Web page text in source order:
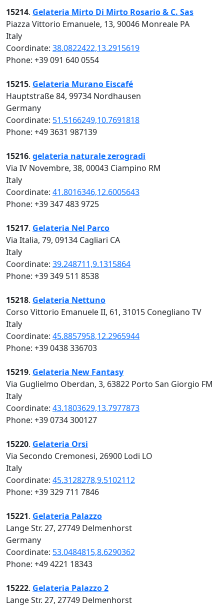
15214. Gelateria Mirto Di Mirto Rosario & C. Sas
Piazza Vittorio Emanuele, 13, 90046 Monreale PA
Italy
Coordinate: 38.0822422,13.2915619
Phone: +39 091 640 0554
15215. Gelateria Murano Eiscafé
Hauptstraße 84, 99734 Nordhausen
Germany
Coordinate: 51.5166249,10.7691818
Phone: +49 3631 987139
15216. gelateria naturale zerogradi
Via IV Novembre, 38, 00043 Ciampino RM
Italy
Coordinate: 41.8016346,12.6005643
Phone: +39 347 483 9725
15217. Gelateria Nel Parco
Via Italia, 79, 09134 Cagliari CA
Italy
Coordinate: 39.248711,9.1315864
Phone: +39 349 511 8538
15218. Gelateria Nettuno
Corso Vittorio Emanuele II, 61, 31015 Conegliano TV
Italy
Coordinate: 45.8857958,12.2965944
Phone: +39 0438 336703
15219. Gelateria New Fantasy
Via Guglielmo Oberdan, 3, 63822 Porto San Giorgio FM
Italy
Coordinate: 43.1803629,13.7977873
Phone: +39 0734 300127
15220. Gelateria Orsi
Via Secondo Cremonesi, 26900 Lodi LO
Italy
Coordinate: 45.3128278,9.5102112
Phone: +39 329 711 7846
15221. Gelateria Palazzo
Lange Str. 27, 27749 Delmenhorst
Germany
Coordinate: 53.0484815,8.6290362
Phone: +49 4221 18343
15222. Gelateria Palazzo 2
Lange Str. 27, 27749 Delmenhorst